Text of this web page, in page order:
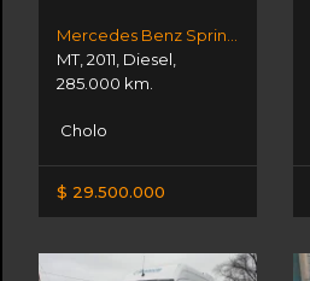
Mercedes Benz Sprinter
MT,2011, Diesel,
285.000 km.
Cholo
$ 29.500.000